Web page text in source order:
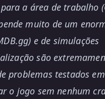
a área de trabalho
muito de um
e de simulações
são
problemas testados em
o jogo sem nenhum